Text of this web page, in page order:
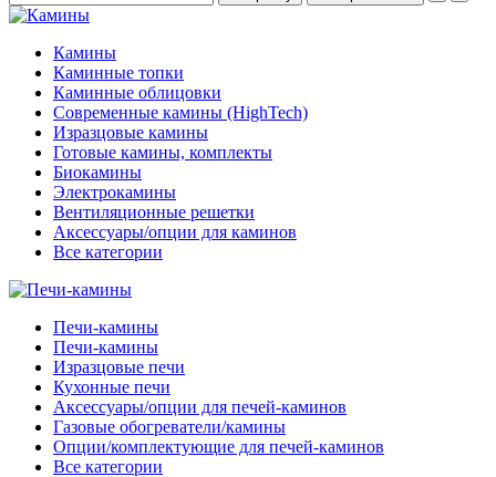
Камины
Каминные топки
Каминные облицовки
Современные камины (HighTech)
Изразцовые камины
Готовые камины, комплекты
Биокамины
Электрокамины
Вентиляционные решетки
Аксессуары/опции для каминов
Все категории
Печи-камины
Печи-камины
Изразцовые печи
Кухонные печи
Аксессуары/опции для печей-каминов
Газовые обогреватели/камины
Опции/комплектующие для печей-каминов
Все категории